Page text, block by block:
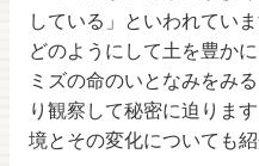
している」といわれてい
どのようにして土を豊か
ミズの命のいとなみをみ
り観察して秘密に迫りま
境とその変化についても紹